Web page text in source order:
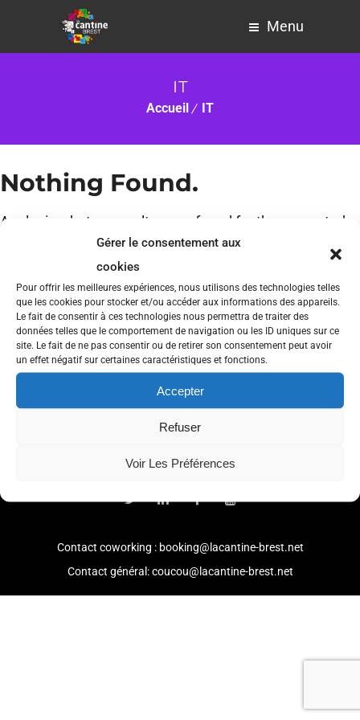
Gérer le consentement aux
cookies
Pour offrir les meilleures expériences, nous utilisons des technologies telles
que les cookies pour stocker et/ou accéder aux informations des appareils.
Le fait de consentir à ces technologies nous permettra de traiter des
données telles que le comportement de navigation ou les ID uniques sur ce
site. Le fait de ne pas consentir ou de retirer son consentement peut avoir
un effet négatif sur certaines caractéristiques et fonctions.
Accepter
Refuser
Voir Les Préférences
Menu
IT
Accueil IT
Nothing Found.
Apologies, but no results were found for the requested
Mention légales-Politique de confidentialité
Contact coworking : booking@lacantine-brest.net
Contact général: coucou@lacantine-brest.net